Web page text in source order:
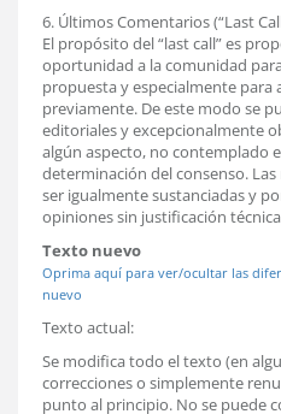
6. Últimos Comentarios (“Last
El propósito del “last call” es
oportunidad a la comunidad
propuesta y especialmente para
previamente. De este modo se
editoriales y excepcionalmente
algún aspecto, no contemplado
determinación del consenso.
ser igualmente sustanciadas y
opiniones sin justificación
Texto nuevo
Oprima aquí para ver/ocultar las
nuevo
Texto actual:
Se modifica todo el texto (en
correcciones o simplemente
punto al principio. No se puede